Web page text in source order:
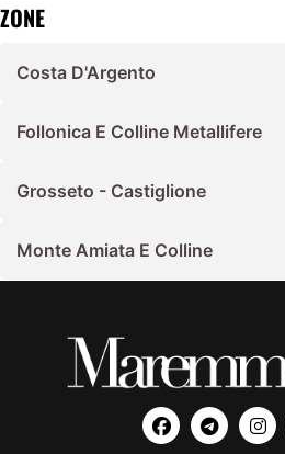
ZONE
Costa D'Argento
Follonica E Colline Metallifere
Grosseto - Castiglione
Monte Amiata E Colline